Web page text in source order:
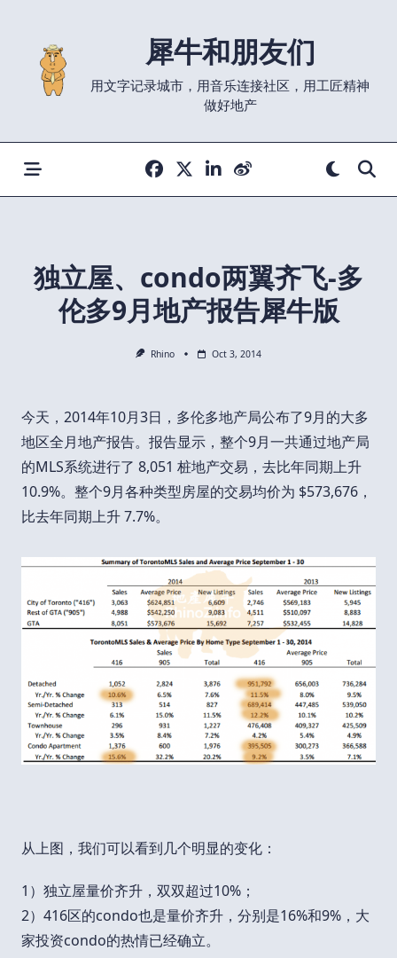
content
犀牛和朋友们
用文字记录城市，用音乐连接社区，用工匠精神
做好地产
独立屋、condo两翼齐飞-多
伦多9月地产报告犀牛版
Rhino Oct 3, 2014
今天，2014年10月3日，多伦多地产局公布了9月的大多
地区全月地产报告。报告显示，整个9月一共通过地产局
的MLS系统进行了 8,051 桩地产交易，去比年同期上升
10.9%。整个9月各种类型房屋的交易均价为 $573,676，
比去年同期上升 7.7%。
从上图，我们可以看到几个明显的变化：
1）独立屋量价齐升，双双超过10%；
2）416区的condo也是量价齐升，分别是16%和9%，大
家投资condo的热情已经确立。